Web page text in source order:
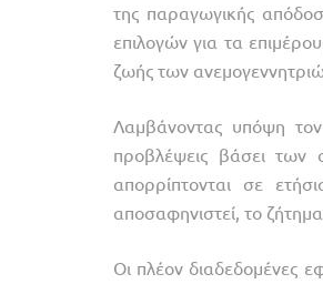
της παραγωγικής
επιλογών για τα
ζωής των
Λαμβάνοντας υπόψη
προβλέψεις βάσει των
απορρίπτονται σε
αποσαφηνιστεί, το
Οι πλέον διαδεδομένες